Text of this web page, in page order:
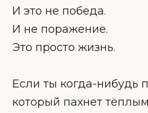
И это не победа.
И не поражение.
Это просто жизнь.
Если ты когда-нибудь
который пахнет